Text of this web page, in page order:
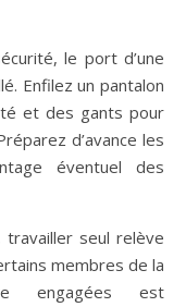
le port d’une
Enfilez un pantalon
et des gants pour
d’avance les
éventuel des
travailler seul relève
membres de la
engagées est